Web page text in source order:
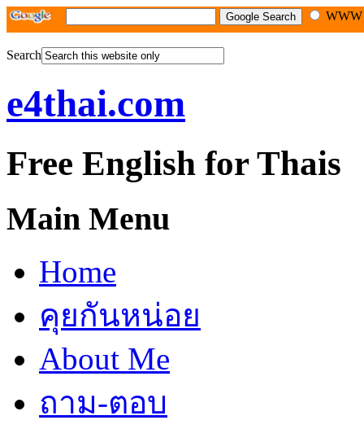
Search
e4thai.com
Free English for Thais
Main Menu
Home
คุยกันหน่อย
About Me
ถาม-ตอบ